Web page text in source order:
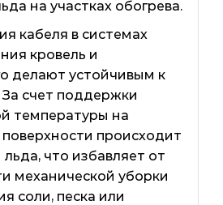
на участках обогрева.
кабеля в системах
кровель и
делают устойчивым к
счет поддержки
температуры на
происходит
льда, что избавляет от
механической уборки
соли, песка или